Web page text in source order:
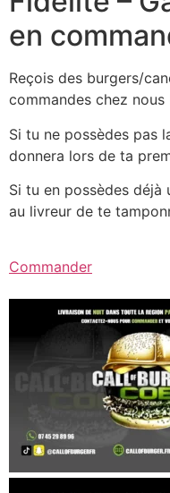
en
Reçois des burgers/
commandes chez nous
Si tu ne possèdes pas
donnera lors de ta
Si tu en possèdes déjà
au livreur de te
Commander